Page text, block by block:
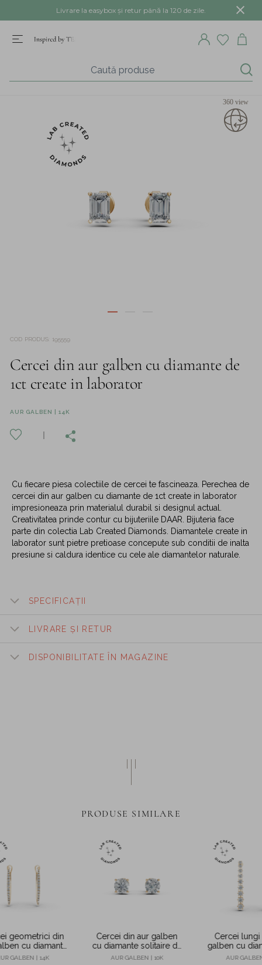
Livrare la easybox și retur până la 120 de zile.
360 view
COD PRODUS 195559
Cercei din aur galben cu diamante de
1ct create in laborator
AUR GALBEN | 14K
Cu fiecare piesa colectiile de cercei te fascineaza. Perechea de
cercei din aur galben cu diamante de 1ct create in laborator
impresioneaza prin materialul durabil si designul actual.
Creativitatea prinde contur cu bijuteriile DAAR. Bijuteria face
parte din colectia Lab Created Diamonds. Diamantele create in
laborator sunt pietre pretioase concepute sub conditii de inalta
presiune si caldura identice cu cele ale diamantelor naturale.
SPECIFICAȚII
LIVRARE ȘI RETUR
DISPONIBILITATE ÎN MAGAZINE
PRODUSE SIMILARE
geometrici din
cu diamante
create in
GALBEN | 14K
Cercei din aur galben
cu diamante solitaire de
1.87ct create in
AUR GALBEN | 10K
Cercei lungi
galben cu
1.6ct create
AUR